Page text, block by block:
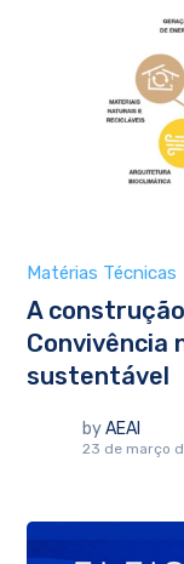
Matérias Técnicas
A
Convivência
sustentável
by AEAI
23 de março